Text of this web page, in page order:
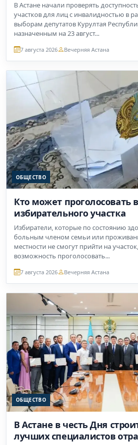
В Астане начали проверять
участков для лиц с инвалидностью в
выборам депутатов Курултая
назначенным на 23 август...
7 августа 2026 Вечерняя Астана
ОБЩЕСТВО
Кто может проголосовать
избирательного участка
Избиратели, которые по состоянию
больным членом семьи или
местности не смогут прийти на
возможность проголосовать...
7 августа 2026 Вечерняя Астана
ОБЩЕСТВО
В Астане в честь Дня
лучших специалистов